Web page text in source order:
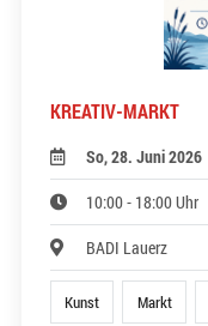
KREATIV-MARKT
So, 28. Juni 2026
10:00 - 18:00 Uhr
BADI Lauerz
Kunst Markt